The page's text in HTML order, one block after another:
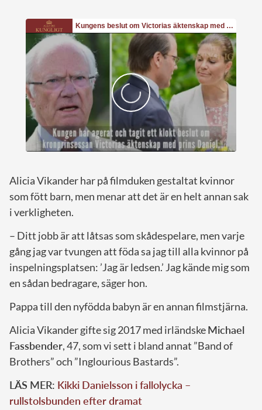
Alicia Vikander har på filmduken gestaltat kvinnor
som fött barn, men menar att det är en helt annan sak
i verkligheten.
– Ditt jobb är att låtsas som skådespelare, men varje
gång jag var tvungen att föda sa jag till alla kvinnor på
inspelningsplatsen: ’Jag är ledsen.’ Jag kände mig som
en sådan bedragare, säger hon.
Pappa till den nyfödda babyn är en annan filmstjärna.
Alicia Vikander gifte sig 2017 med irländskeMichael
Fassbender, 47, som vi sett i bland annat ”Band of
Brothers” och ”Inglourious Bastards”.
LÄS MER: Kikki Danielsson i fallolycka –
rullstolsbunden efter dramat